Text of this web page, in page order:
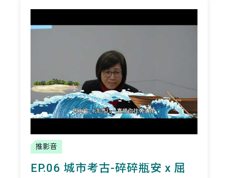
推影音
EP.06 城市考古-碎碎瓶安 x 屈